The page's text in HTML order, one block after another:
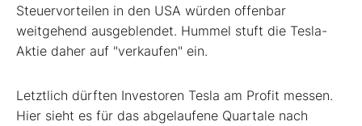
Steuervorteilen in den USA würden offenbar
weitgehend ausgeblendet. Hummel stuft die Tesla-
Aktie daher auf "verkaufen" ein.
Letztlich dürften Investoren Tesla am Profit messen.
Hier sieht es für das abgelaufene Quartale nach